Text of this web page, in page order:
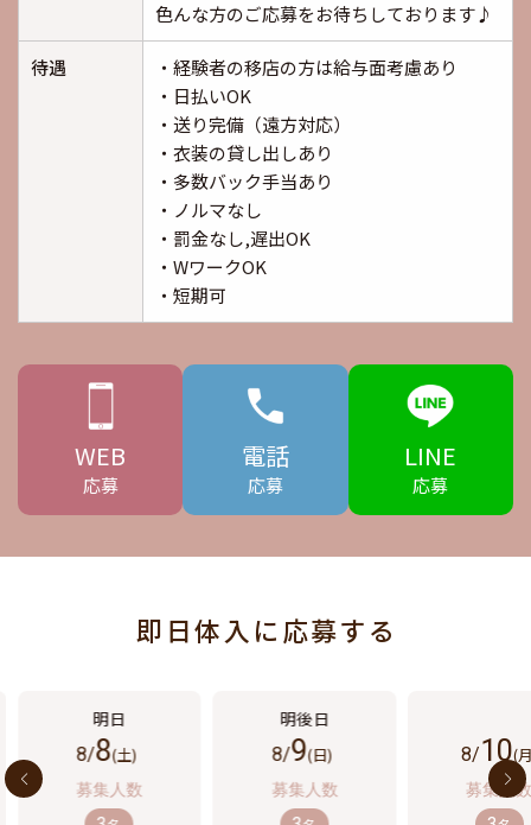
色んな方のご応募をお待ちしております♪
待遇
・経験者の移店の方は給与面考慮あり
・日払いOK
・送り完備（遠方対応）
・衣装の貸し出しあり
・多数バック手当あり
・ノルマなし
・罰金なし,遅出OK
・WワークOK
・短期可
WEB
応募
電話
応募
LINE
応募
即日体入に応募する
8/8(土) 8/9(日) 8/10(